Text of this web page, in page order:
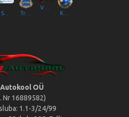
VV Autokool OÜ
OÜ
Nr 16889582)
1.1-3/24/99